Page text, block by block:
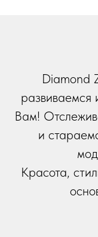
Diamond
развиваемся
Вам!
и
Красота,